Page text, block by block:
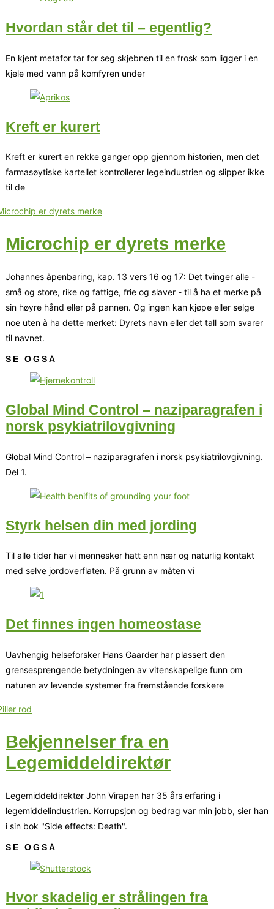
Hvordan står det til – egentlig?
En kjent metafor tar for seg skjebnen til en frosk som ligger i en
kjele med vann på komfyren under
Kreft er kurert
Kreft er kurert en rekke ganger opp gjennom historien, men det
farmasøytiske kartellet kontrollerer legeindustrien og slipper ikke
til de
Microchip er dyrets merke
Johannes åpenbaring, kap. 13 vers 16 og 17: Det tvinger alle -
små og store, rike og fattige, frie og slaver - til å ha et merke på
sin høyre hånd eller på pannen. Og ingen kan kjøpe eller selge
noe uten å ha dette merket: Dyrets navn eller det tall som svarer
til navnet.
SE OGSÅ
Global Mind Control – naziparagrafen i
norsk psykiatrilovgivning
Global Mind Control – naziparagrafen i norsk psykiatrilovgivning.
Del 1.
Styrk helsen din med jording
Til alle tider har vi mennesker hatt enn nær og naturlig kontakt
med selve jordoverflaten. På grunn av måten vi
Det finnes ingen homeostase
Uavhengig helseforsker Hans Gaarder har plassert den
grensesprengende betydningen av vitenskapelige funn om
naturen av levende systemer fra fremstående forskere
Bekjennelser fra en
Legemiddeldirektør
Legemiddeldirektør John Virapen har 35 års erfaring i
legemiddelindustrien. Korrupsjon og bedrag var min jobb, sier han
i sin bok "Side effects: Death".
SE OGSÅ
Hvor skadelig er strålingen fra